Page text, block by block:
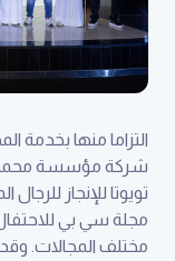
التزاما منها بخدمة
شركة مؤسسة محمد
تويوتا للإنجاز
مجلة سي بي للاحتفال
مختلف المجالات.